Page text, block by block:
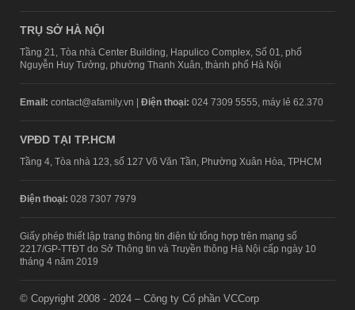
TRỤ SỞ HÀ NỘI
Tầng 21, Tòa nhà Center Building, Hapulico Complex, Số 01, phố
Nguyễn Huy Tưởng, phường Thanh Xuân, thành phố Hà Nội
Email: contact@afamily.vn | Điện thoại: 024 7309 5555, máy lẻ 62.370
VPĐD TẠI TP.HCM
Tầng 4, Tòa nhà 123, số 127 Võ Văn Tần, Phường Xuân Hòa, TPHCM
Điện thoại: 028 7307 7979
Giấy phép thiết lập trang thông tin điện tử tổng hợp trên mạng số
2217/GP-TTĐT do Sở Thông tin và Truyền thông Hà Nội cấp ngày 10
tháng 4 năm 2019
© Copyright 2008 - 2024 – Công ty Cổ phần VCCorp